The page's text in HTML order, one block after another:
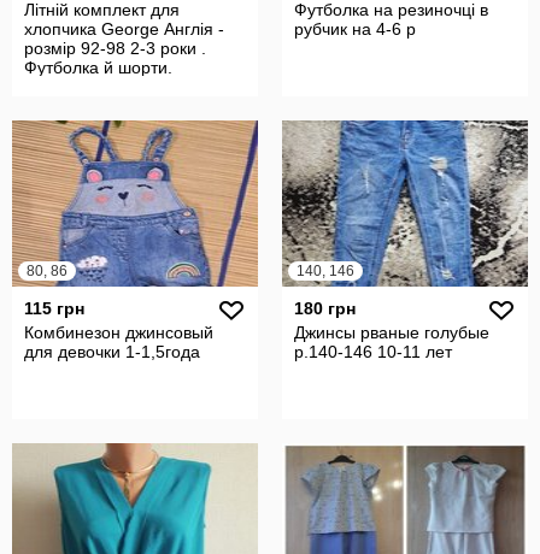
Літній комплект для
хлопчика George Англія -
розмір 92-98 2-3 роки .
Футболка й шорти.
Футболка на резиночці в
рубчик на 4-6 р
80, 86
115 грн
Комбинезон джинсовый
для девочки 1-1,5года
140, 146
180 грн
Джинсы рваные голубые
р.140-146 10-11 лет